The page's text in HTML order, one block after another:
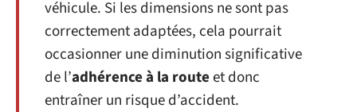
véhicule. Si les dimensions ne sont pas
correctement adaptées, cela pourrait
occasionner une diminution significative
de l’adhérence à la routeet donc
entraîner un risque d’accident.